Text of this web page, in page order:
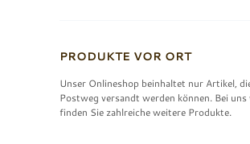
PRODUKTE VOR ORT
Unser Onlineshop beinhaltet nur Artikel,
Postweg versandt werden können. Bei
finden Sie zahlreiche weitere Produkte.